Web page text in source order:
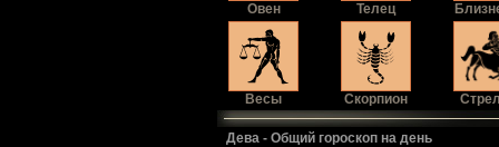
Овен Телец
Весы Скорпион
Дева - Общий гороскоп на день